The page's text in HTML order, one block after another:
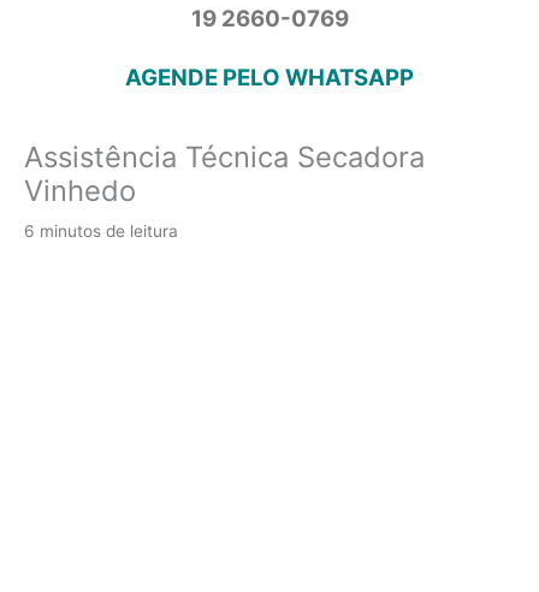
19 2660-0769
AGENDE PELO WHATSAPP
Assistência Técnica Secadora
Vinhedo
6 minutos de leitura